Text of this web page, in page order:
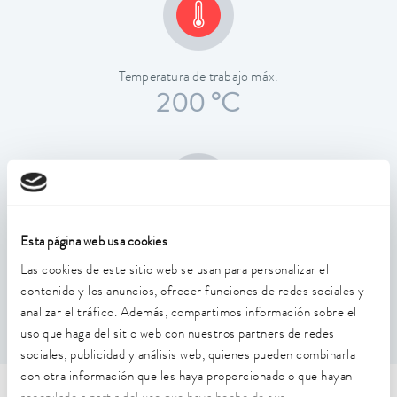
Esta página web usa cookies
Las cookies de este sitio web se usan para personalizar el
contenido y los anuncios, ofrecer funciones de redes sociales y
analizar el tráfico. Además, compartimos información sobre el
uso que haga del sitio web con nuestros partners de redes
sociales, publicidad y análisis web, quienes pueden combinarla
con otra información que les haya proporcionado o que hayan
Temperatura de trabajo máx.
200 °C
0,01 ± K